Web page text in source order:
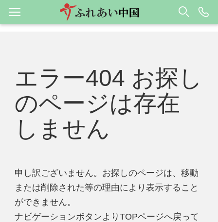
エラー404 お探し
のページは存在
しません
申し訳ございません。お探しのページは、移動
または削除された等の理由により表示すること
ができません。
ナビゲーションボタンよりTOPページへ戻って